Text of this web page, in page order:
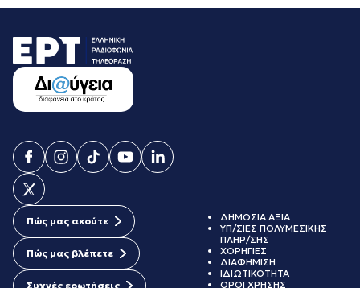
Πώς μας ακούτε
Πώς μας βλέπετε
Συχνές ερωτήσεις
ΔΗΜΟΣΙΑ ΑΞΙΑ
ΥΠ/ΣΙΕΣ ΠΟΛΥΜΕΣΙΚΗΣ
ΠΛΗΡ/ΣΗΣ
ΧΟΡΗΓΙΕΣ
ΔΙΑΦΗΜΙΣΗ
ΙΔΙΩΤΙΚΟΤΗΤΑ
ΟΡΟΙ ΧΡΗΣΗΣ